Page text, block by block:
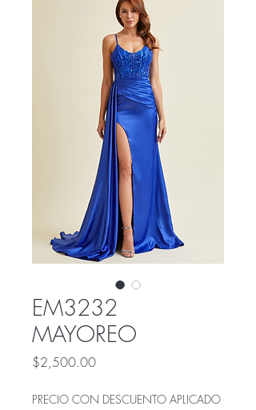
EM3232
MAYOREO
$2,500.00Precio
PRECIO CON DESCUENTO APLICADO